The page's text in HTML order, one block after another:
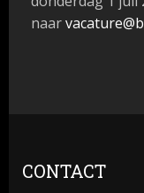
naar
CONTACT